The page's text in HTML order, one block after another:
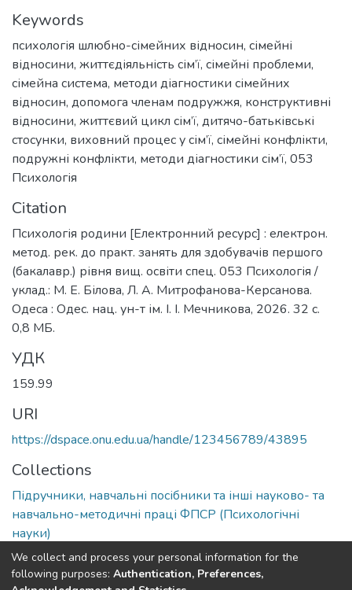
Keywords
психологія шлюбно-сімейних відносин, сімейні
відносини, життєдіяльність сім’ї, сімейні проблеми,
сімейна система, методи діагностики сімейних
відносин, допомога членам подружжя, конструктивні
відносини, життєвий цикл сім’ї, дитячо-батьківські
стосунки, виховний процес у сім’ї, сімейні конфлікти,
подружні конфлікти, методи діагностики сім’ї, 053
Психологія
Citation
Психологія родини [Електронний ресурс] : електрон.
метод. рек. до практ. занять для здобувачів першого
(бакалавр.) рівня вищ. освіти спец. 053 Психологія /
уклад.: М. Е. Білова, Л. А. Митрофанова-Керсанова.
Одеса : Одес. нац. ун-т ім. І. І. Мечникова, 2026. 32 с.
0,8 МБ.
УДК
159.99
URI
https://dspace.onu.edu.ua/handle/123456789/43895
Collections
Підручники, навчальні посібники та інші науково- та
навчально-методичні праці ФПСР (Психологічні
науки)
Full item page
We collect and process your personal information for the
following purposes: Authentication, Preferences,